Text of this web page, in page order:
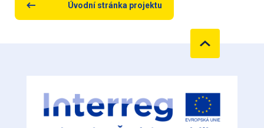
Úvodní stránka projektu